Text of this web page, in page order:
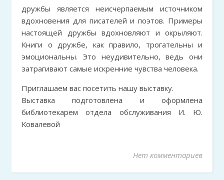
дружбы является неисчерпаемым источником
вдохновения для писателей и поэтов. Примеры
настоящей дружбы вдохновляют и окрыляют.
Книги о дружбе, как правило, трогательны и
эмоциональны. Это неудивительно, ведь они
затрагивают самые искренние чувства человека.
Приглашаем вас посетить нашу выставку.
Выставка подготовлена и оформлена
библиотекарем отдела обслуживания И. Ю.
Ковалевой
Нет комментариев